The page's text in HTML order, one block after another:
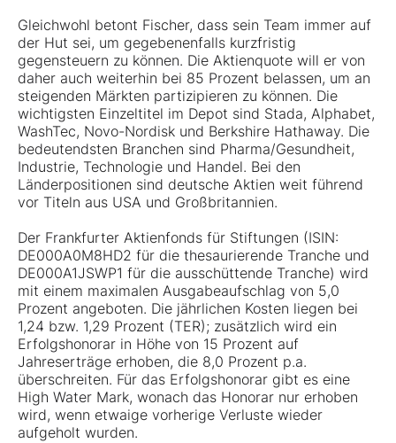
Gleichwohl betont Fischer, dass sein Team immer auf
der Hut sei, um gegebenenfalls kurzfristig
gegensteuern zu können. Die Aktienquote will er von
daher auch weiterhin bei 85 Prozent belassen, um an
steigenden Märkten partizipieren zu können. Die
wichtigsten Einzeltitel im Depot sind Stada, Alphabet,
WashTec, Novo-Nordisk und Berkshire Hathaway. Die
bedeutendsten Branchen sind Pharma/Gesundheit,
Industrie, Technologie und Handel. Bei den
Länderpositionen sind deutsche Aktien weit führend
vor Titeln aus USA und Großbritannien.
Der Frankfurter Aktienfonds für Stiftungen (ISIN:
DE000A0M8HD2 für die thesaurierende Tranche und
DE000A1JSWP1 für die ausschüttende Tranche) wird
mit einem maximalen Ausgabeaufschlag von 5,0
Prozent angeboten. Die jährlichen Kosten liegen bei
1,24 bzw. 1,29 Prozent (TER); zusätzlich wird ein
Erfolgshonorar in Höhe von 15 Prozent auf
Jahreserträge erhoben, die 8,0 Prozent p.a.
überschreiten. Für das Erfolgshonorar gibt es eine
High Water Mark, wonach das Honorar nur erhoben
wird, wenn etwaige vorherige Verluste wieder
aufgeholt wurden.